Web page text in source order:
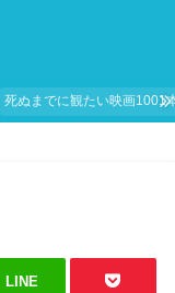
死ぬまでに観たい映画1001
LINE